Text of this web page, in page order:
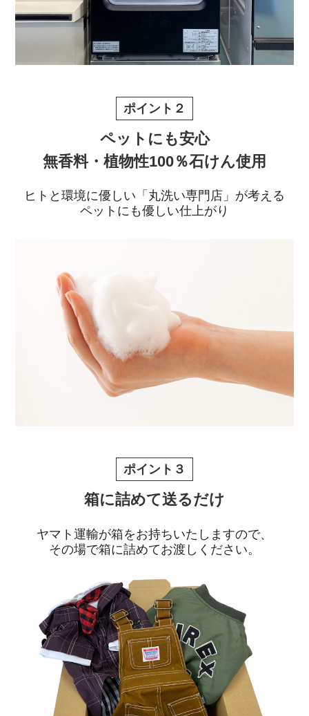
ポイント２
ペットにも安心
無香料・植物性100％石けん使用
ヒトと環境に優しい「丸洗い専門店」が考える
ペットにも優しい仕上がり
ポイント３
箱に詰めて送るだけ
ヤマト運輸が箱をお持ちいたしますので、
その場で箱に詰めてお渡しください。